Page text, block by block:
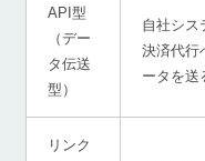
API型
（デー
タ伝送
型）
自社シス
決済代行
ータを送
リンク